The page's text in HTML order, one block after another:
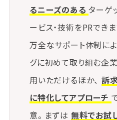
るニーズのあるターゲ
ービス・技術をPRできま
万全なサポート体制に
グに初めて取り組む企
用いただけるほか、 訴
に特化してアプローチ
意。まずは 無料でお試